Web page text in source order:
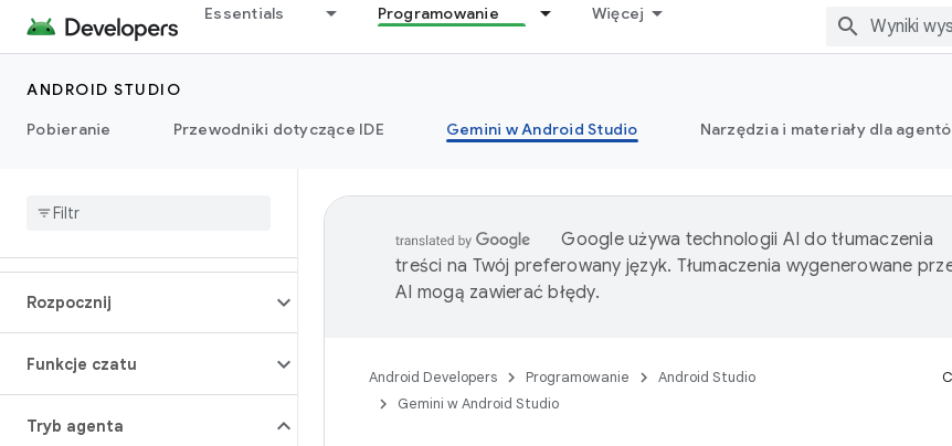
Essentials Programowanie Więcej
ANDROID STUDIO
Pobieranie
Przewodniki dotyczące IDE Gemini w Android Studio Narzędzia i materiały dla
Rozpocznij
Funkcje czatu
Tryb agenta
Google używa technologii AI do tłumaczenia
treści na Twój preferowany język. Tłumaczenia wygenerowane
AI mogą zawierać błędy.
Android Developers Programowanie
Android Studio
Gemini w Android Studio